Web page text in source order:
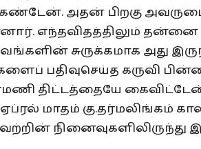
கண்டேன். அதன் பிறகு
எந்தவிதத்திலும் தன்னை
சுருக்கமாக அது
பதிவுசெய்த கருவி
திட்டத்தையே
மாதம் கு.தர்மலிங்கம்
நினைவுகளிலிருந்து